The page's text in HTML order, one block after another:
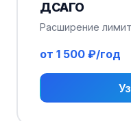
ДСАГО
Расширение
от 1 500 ₽/год